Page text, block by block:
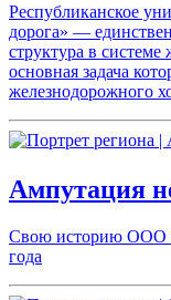
Республиканское
дорога» —
структура в
основная задача
железнодорожного
Ампутация
Свою историю ООО
года